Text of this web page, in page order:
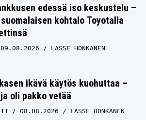
edessä iso keskustelu –
kohtalo Toyotalla
09.08.2026 LASSE HONKANEN
ikävä käytös kuohuttaa –
oli pakko vetää
08.08.2026 LASSE HONKANEN